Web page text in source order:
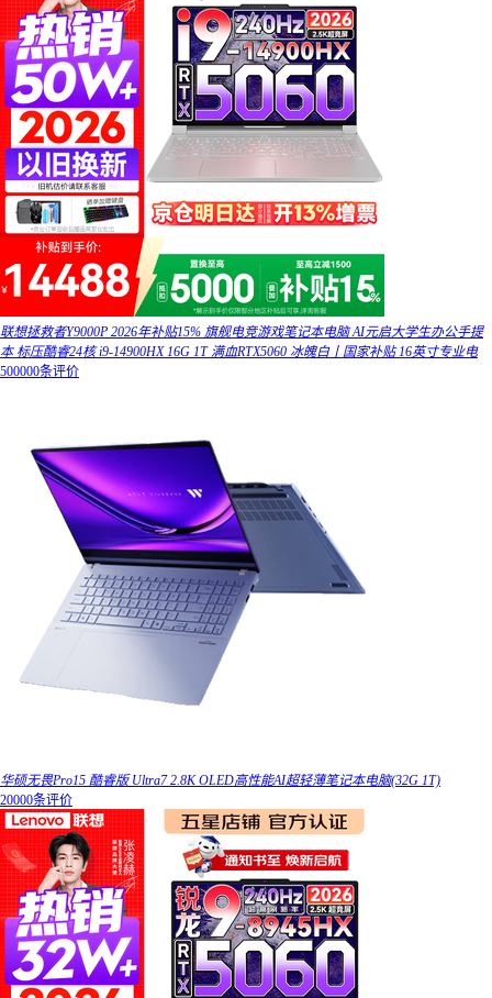
联想拯救者Y9000P 2026年补贴15% 旗舰电竞游戏笔记本电脑 AI元启大学生办公手提
本 标压酷睿24核 i9-14900HX 16G 1T 满血RTX5060 冰魄白丨国家补贴 16英寸专业电
500000条评价
华硕无畏Pro15 酷睿版 Ultra7 2.8K OLED高性能AI超轻薄笔记本电脑(32G 1T)
20000条评价